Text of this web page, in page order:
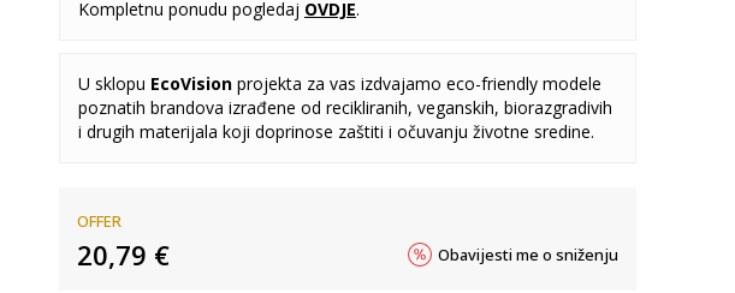
Kompletnu ponudu pogledaj OVDJE.
U sklopu EcoVision projekta za vas izdvajamo eco-friendly modele
poznatih brandova izrađene od recikliranih, veganskih, biorazgradivih
i drugih materijala koji doprinose zaštiti i očuvanju životne sredine.
OFFER
20,79 € Obavijesti me o sniženju